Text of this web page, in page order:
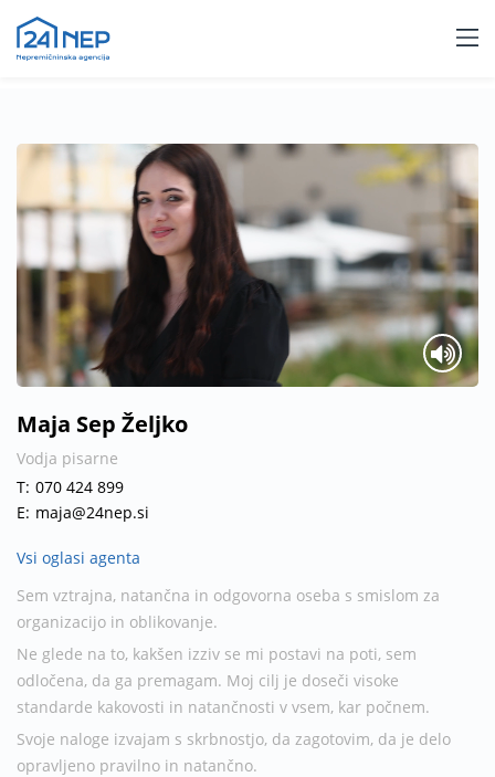
Maja Sep Željko
Vodja pisarne
T: 070 424 899
E: maja@24nep.si
Vsi oglasi agenta
Sem vztrajna, natančna in odgovorna oseba s smislom za
organizacijo in oblikovanje.
Ne glede na to, kakšen izziv se mi postavi na poti, sem
odločena, da ga premagam. Moj cilj je doseči visoke
standarde kakovosti in natančnosti v vsem, kar počnem.
Svoje naloge izvajam s skrbnostjo, da zagotovim, da je delo
opravljeno pravilno in natančno.